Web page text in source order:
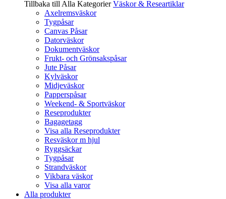
Tillbaka till Alla Kategorier Väskor & Researtiklar
Axelremsväskor
Tygpåsar
Canvas Påsar
Datorväskor
Dokumentväskor
Frukt- och Grönsakspåsar
Jute Påsar
Kylväskor
Midjeväskor
Papperspåsar
Weekend- & Sportväskor
Reseprodukter
Bagagetagg
Visa alla Reseprodukter
Resväskor m hjul
Ryggsäckar
Tygpåsar
Strandväskor
Vikbara väskor
Visa alla varor
Alla produkter